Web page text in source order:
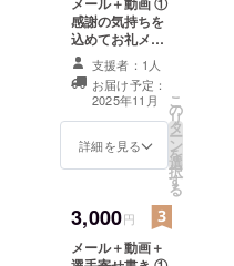
タックシーン、
トライシーン等
見どころ満載の
スポット動画。
スクール全体で
応援送り出して
くれた壮行会動
画、そして全国
大会終了後の御
礼動画などを盛
なっています。
・収録時間：約
10分間 ・提供方
法：メールに
感謝の気持ちを
込めてお礼メー
ル（データ） ②
芦屋ラグビース
クールオリジナ
ル動画（デー
タ）《予定内
容》…歓喜の関
熱が伝わる写真
100枚程度。ア
タックシーン、
支援者：1人
お届け予定：
2025年11月
詳細を見る
こ
の
リ
タ
ー
ン
を
選
択
す
る
3,000円
メール＋動画＋